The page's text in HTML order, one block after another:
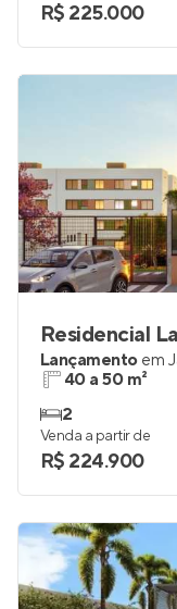
R$ 225.000
Residencial
Lançamento em
40 a 50 m²
2
Venda a partir de
R$ 224.900